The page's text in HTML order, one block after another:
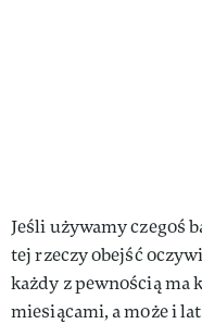
Jeśli używamy czegoś
tej rzeczy obejść
każdy z pewnością
miesiącami, a może i